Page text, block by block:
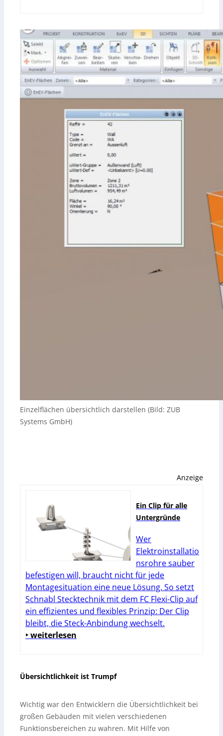
Einzelflächen übersichtlich darstellen (Bild: ZUB
Systems GmbH)
Anzeige
Ein Clip für alle
Untergründe
Wer
Elektroinstallatio
nsrohre sauber
befestigen will, braucht nicht für jede
Montagesituation eine neue Lösung. So setzt
Schnabl Stecktechnik mit dem FC Flexi-Clip auf
ein effizientes und flexibles Prinzip: Der Clip
bleibt, die Steck-Anbindung wechselt.
‣ weiterlesen
Übersichtlichkeit ist Trumpf
Wichtig war den Entwicklern die Übersichtlichkeit bei
großen Gebäuden mit vielen verschiedenen
Funktionsbereichen zu wahren. Mit Hilfe von